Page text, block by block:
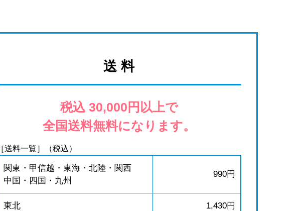
送 料
税込 30,000円以上で
全国送料無料になります。
［送料一覧］（税込）
関東・甲信越・東海・北陸・関西
中国・四国・九州
990円
東北 1,430円